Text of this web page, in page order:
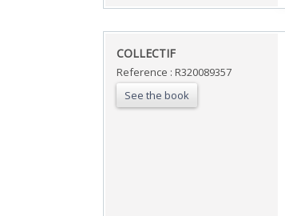
‎COLLECTIF‎
Reference : R320089357
See the book